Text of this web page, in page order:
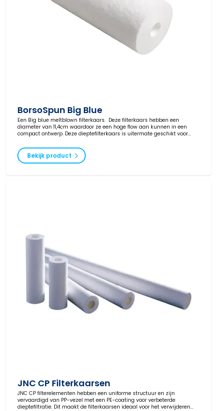
BorsoSpun Big Blue
Een Big blue meltblown filterkaars. Deze filterkaars hebben een
diameter van 11,4cm waardoor ze een hoge flow aan kunnen in een
compact ontwerp. Deze dieptefilterkaars is uitermate geschikt voor
Bekijk product
JNC CP Filterkaarsen
JNC CP filterelementen hebben een uniforme structuur en zijn
vervaardigd van PP-vezel met een PE-coating voor verbeterde
dieptefiltratie. Dit maakt de filterkaarsen ideaal voor het verwijderen